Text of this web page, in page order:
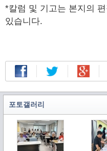
*칼럼 및 기고는 본지의
있습니다.
포토갤러리